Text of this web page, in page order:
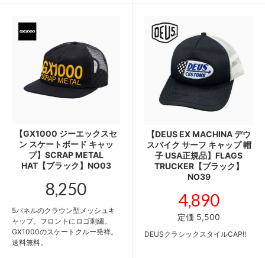
【GX1000 ジーエックスセ
ン スケートボード キャッ
プ】SCRAP METAL
HAT【ブラック】NO03
8,250
5パネルのクラウン型メッシュキ
ャップ。フロントにロゴ刺繍。
GX1000のスケートクルー発祥。
送料無料。
【DEUS EX MACHINA デウ
スバイク サーフ キャップ 帽
子 USA正規品】FLAGS
TRUCKER【ブラック】
NO39
4,890
定価 5,500
DEUSクラシックスタイルCAP!!